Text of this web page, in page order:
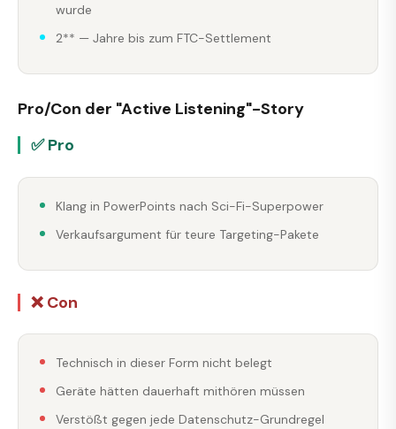
wurde
2** — Jahre bis zum FTC-Settlement
Pro/Con der "Active Listening"-Story
✅ Pro
Klang in PowerPoints nach Sci-Fi-Superpower
Verkaufsargument für teure Targeting-Pakete
❌ Con
Technisch in dieser Form nicht belegt
Geräte hätten dauerhaft mithören müssen
Verstößt gegen jede Datenschutz-Grundregel